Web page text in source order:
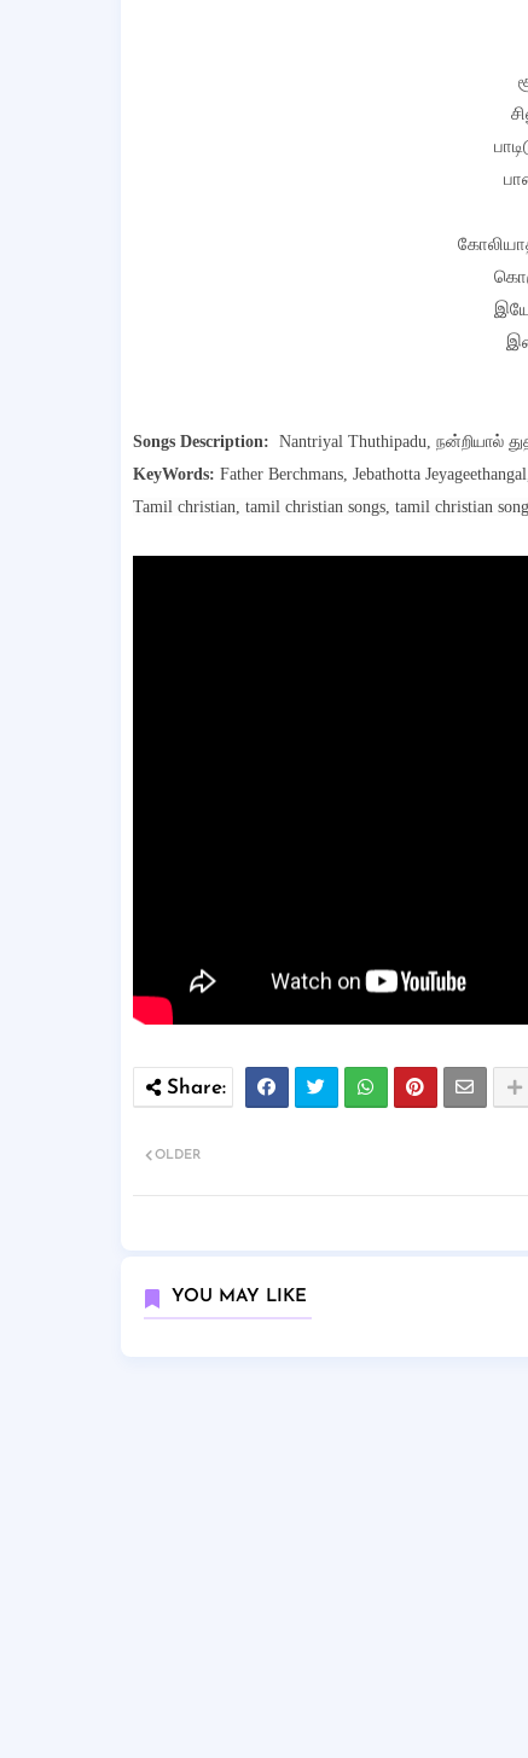
Songs Description: Nantriyal Thuthipadu, நன்றியால்
KeyWords: Father Berchmans, Jebathotta
Tamil christian, tamil christian songs, tamil christian
OLDER
YOU MAY LIKE